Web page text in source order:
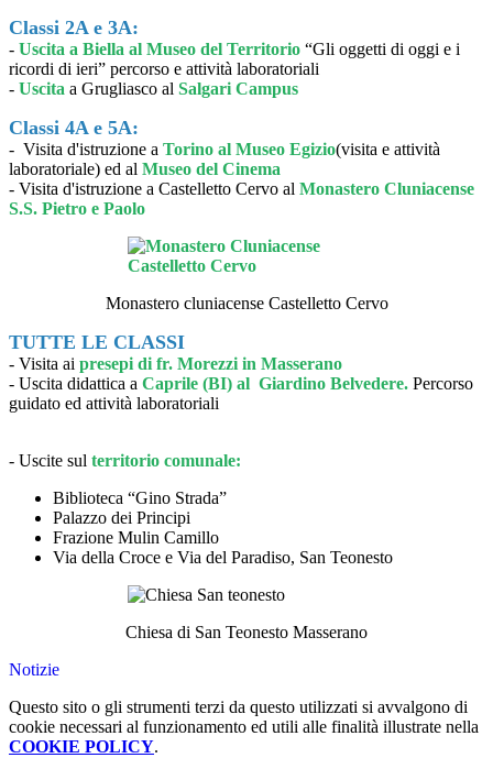
Classi 2A e 3A:
- Uscita a Biella al Museo del Territorio “Gli oggetti di oggi e i
ricordi di ieri” percorso e attività laboratoriali
- Uscita a Grugliasco al Salgari Campus
Classi 4A e 5A:
- Visita d'istruzione a Torino al Museo Egizio(visita e attività
laboratoriale) ed al Museo del Cinema
- Visita d'istruzione a Castelletto Cervo al Monastero Cluniacense
S.S. Pietro e Paolo
Monastero cluniacense Castelletto Cervo
TUTTE LE CLASSI
- Visita ai presepi di fr. Morezzi in Masserano
- Uscita didattica a Caprile (BI) al Giardino Belvedere. Percorso
guidato ed attività laboratoriali
- Uscite sul territorio comunale:
Biblioteca “Gino Strada”
Palazzo dei Principi
Frazione Mulin Camillo
Via della Croce e Via del Paradiso, San Teonesto
Chiesa di San Teonesto Masserano
Notizie
Questo sito o gli strumenti terzi da questo utilizzati si avvalgono di
cookie necessari al funzionamento ed utili alle finalità illustrate nella
COOKIE POLICY.